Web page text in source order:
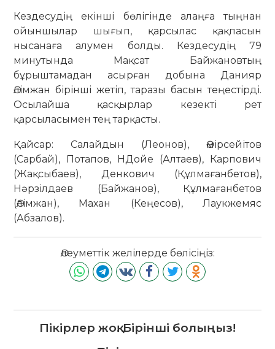
Кездесудің екінші бөлігінде алаңға тыңнан
ойыншылар шығып, қарсылас қақпасын
нысанаға алумен болды. Кездесудің 79
минутында Мақсат Байжановтың
бұрыштамадан асырған добына Данияр
Әлімжан бірінші жетіп, таразы басын теңестірді.
Осылайша қасқырлар кезекті рет
қарсыласымен тең тарқасты.
Қайсар: Салайдын (Леонов), Әмірсейітов
(Сарбай), Потапов, НДойе (Алтаев), Карпович
(Жақсыбаев), Денкович (Құлмағанбетов),
Нәрзілдаев (Байжанов), Құлмағанбетов
(Әлімжан), Махан (Кеңесов), Лаукжемяс
(Абзалов).
Әлеуметтік желілерде бөлісіңіз:
Пікірлер жоқ. Бірінші болыңыз!